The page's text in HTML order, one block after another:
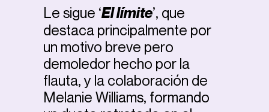
Le sigue ‘El límite’, que
destaca principalmente por
un motivo breve pero
demoledor hecho por la
flauta, y la colaboración de
Melanie Williams, formando